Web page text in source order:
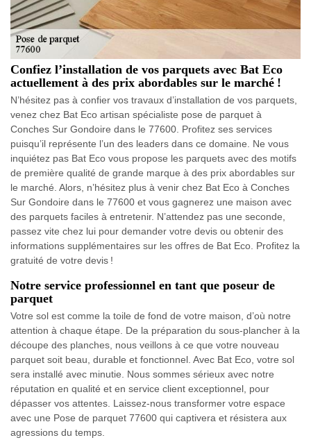
Confiez l’installation de vos parquets avec Bat Eco
actuellement à des prix abordables sur le marché !
N’hésitez pas à confier vos travaux d’installation de vos parquets,
venez chez Bat Eco artisan spécialiste pose de parquet à
Conches Sur Gondoire dans le 77600. Profitez ses services
puisqu’il représente l’un des leaders dans ce domaine. Ne vous
inquiétez pas Bat Eco vous propose les parquets avec des motifs
de première qualité de grande marque à des prix abordables sur
le marché. Alors, n’hésitez plus à venir chez Bat Eco à Conches
Sur Gondoire dans le 77600 et vous gagnerez une maison avec
des parquets faciles à entretenir. N’attendez pas une seconde,
passez vite chez lui pour demander votre devis ou obtenir des
informations supplémentaires sur les offres de Bat Eco. Profitez la
gratuité de votre devis !
Notre service professionnel en tant que poseur de
parquet
Votre sol est comme la toile de fond de votre maison, d’où notre
attention à chaque étape. De la préparation du sous-plancher à la
découpe des planches, nous veillons à ce que votre nouveau
parquet soit beau, durable et fonctionnel. Avec Bat Eco, votre sol
sera installé avec minutie. Nous sommes sérieux avec notre
réputation en qualité et en service client exceptionnel, pour
dépasser vos attentes. Laissez-nous transformer votre espace
avec une Pose de parquet 77600 qui captivera et résistera aux
agressions du temps.